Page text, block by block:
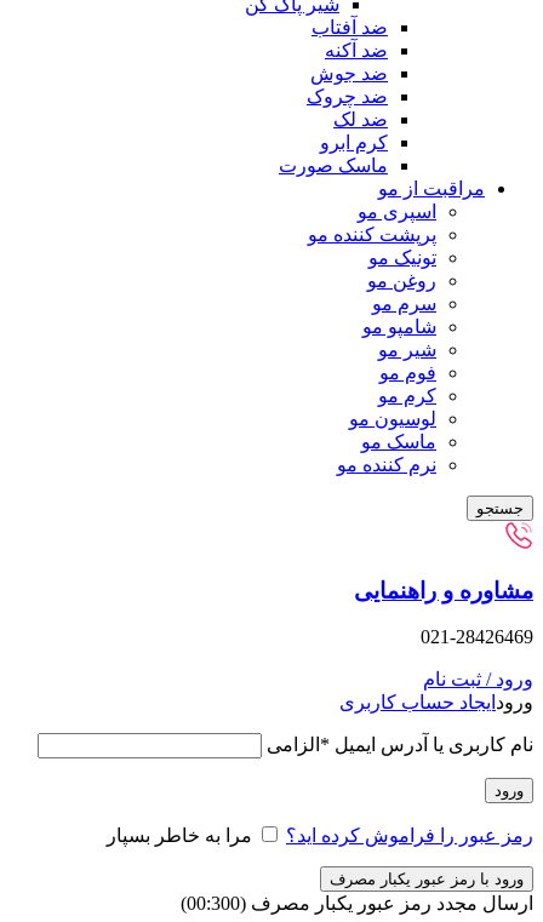
شیر پاک کن
ضد آفتاب
ضد آکنه
ضد جوش
ضد چروک
ضد لک
کرم ابرو
ماسک صورت
مراقبت از مو
اسپری مو
پرپشت کننده مو
تونیک مو
روغن مو
سرم مو
شامپو مو
شیر مو
فوم مو
کرم مو
لوسیون مو
ماسک مو
نرم کننده مو
جستجو
مشاوره و راهنمایی
021-28426469
ورود / ثبت نام
ورود ایجاد حساب کاربری
نام کاربری یا آدرس ایمیل * الزامی
ورود
رمز عبور را فراموش کرده اید؟ مرا به خاطر بسپار
ورود با رمز عبور یکبار مصرف
ارسال مجدد رمز عبور یکبار مصرف (00:
300
)